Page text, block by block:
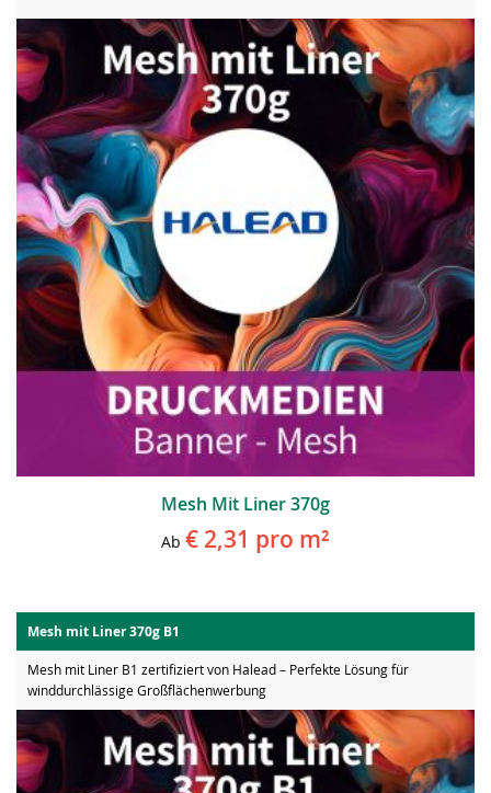
Mesh Mit Liner 370g
Ab € 2,31 pro m²
Mesh mit Liner 370g B1
Mesh mit Liner B1 zertifiziert von Halead – Perfekte Lösung für
winddurchlässige Großflächenwerbung